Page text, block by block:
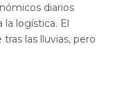
diarios
la logística. El
las lluvias, pero